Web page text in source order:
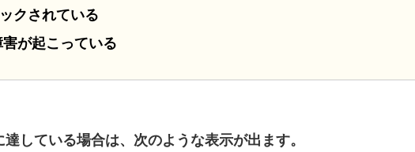
クされている
が起こっている
している場合は、次のような表示が出ます。